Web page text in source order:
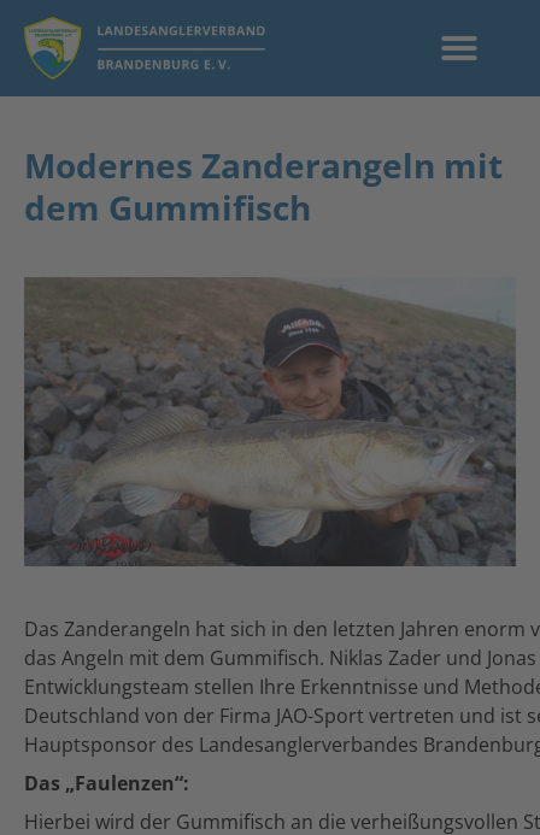
Modernes Zanderangeln mit
dem Gummifisch
Das Zanderangeln hat sich in den letzten Jahren
das Angeln mit dem Gummifisch. Niklas Zader und
Entwicklungsteam stellen Ihre Erkenntnisse und
Deutschland von der Firma JAO-Sport vertreten und ist
Hauptsponsor des Landesanglerverbandes
Das „Faulenzen“:
Hierbei wird der Gummifisch an die verheißungsvollen